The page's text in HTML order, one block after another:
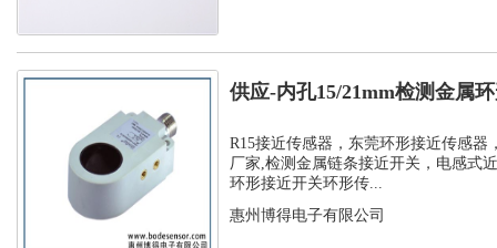
供应-内孔15/21mm检测金属
孔环...
R15接近传感器，东莞环形接近传感器
厂家,检测金属链条接近开关，电感式
环形接近开关环形传...
惠州博得电子有限公司